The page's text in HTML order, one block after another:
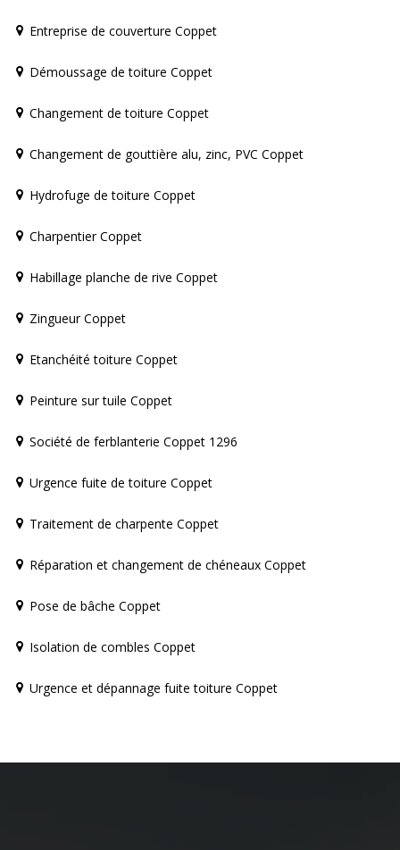
Entreprise de couverture Coppet
Démoussage de toiture Coppet
Changement de toiture Coppet
Changement de gouttière alu, zinc, PVC Coppet
Hydrofuge de toiture Coppet
Charpentier Coppet
Habillage planche de rive Coppet
Zingueur Coppet
Etanchéité toiture Coppet
Peinture sur tuile Coppet
Société de ferblanterie Coppet 1296
Urgence fuite de toiture Coppet
Traitement de charpente Coppet
Réparation et changement de chéneaux Coppet
Pose de bâche Coppet
Isolation de combles Coppet
Urgence et dépannage fuite toiture Coppet